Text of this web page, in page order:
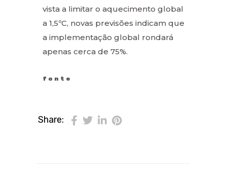
vista a limitar o aquecimento global
a 1,5ºC, novas previsões indicam que
a implementação global rondará
apenas cerca de 75%.
fonte
Share: